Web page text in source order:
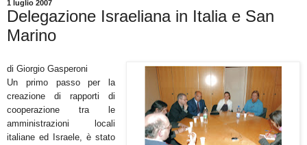
1 luglio 2007
Delegazione Israeliana in Italia e San
Marino
di Giorgio Gasperoni
Un primo passo per la
creazione di rapporti di
cooperazione tra le
amministrazioni locali
italiane ed Israele, è stato